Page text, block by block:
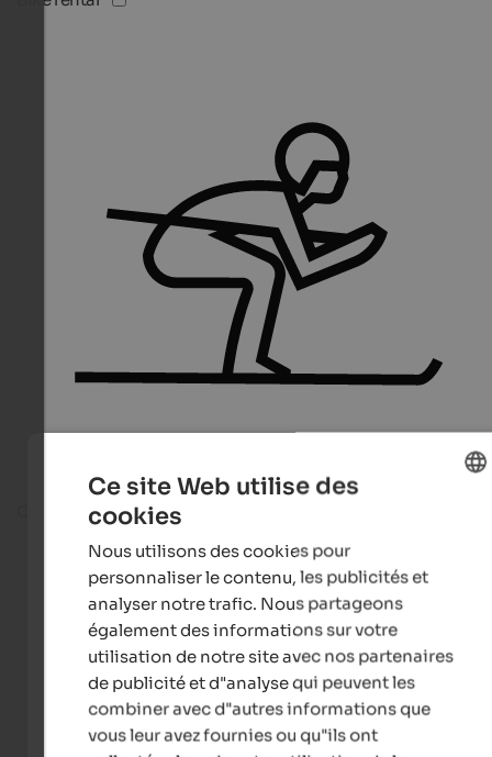
On the ski slope
Ce site Web utilise des
cookies
Nous utilisons des cookies pour
personnaliser le contenu, les publicités et
analyser notre trafic. Nous partageons
également des informations sur votre
utilisation de notre site avec nos partenaires
de publicité et d"analyse qui peuvent les
combiner avec d"autres informations que
vous leur avez fournies ou qu"ils ont